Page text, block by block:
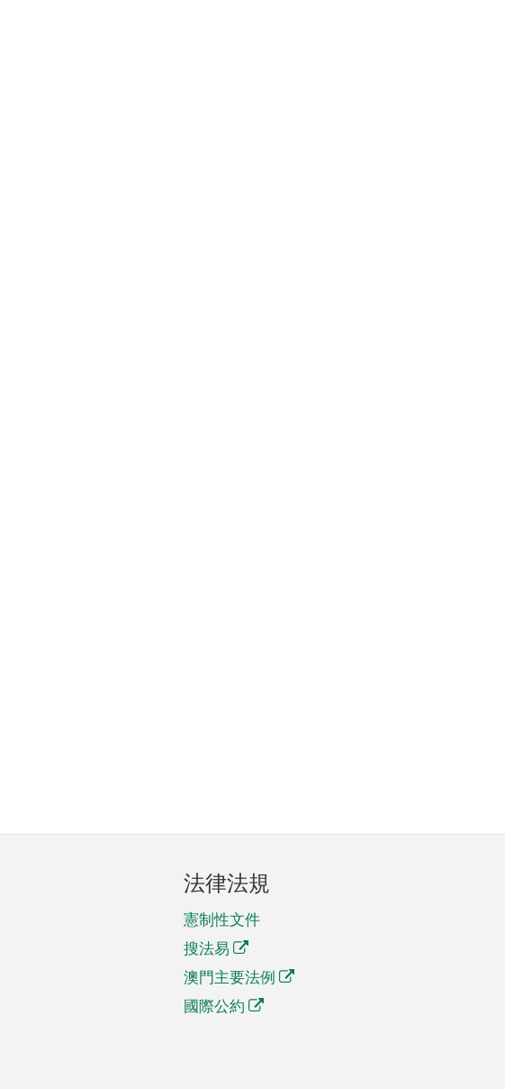
法律法規
憲制性文件
搜法易
澳門主要法例
國際公約